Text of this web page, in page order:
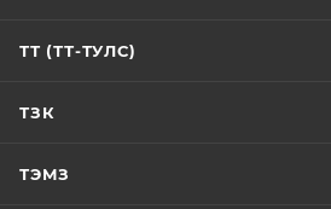
ТТ (ТТ-ТУЛС)
ТЗК
ТЭМЗ